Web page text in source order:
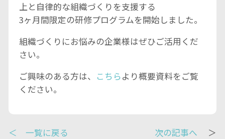
上と自律的な組織づくりを支援する
3ヶ月間限定の研修プログラムを開始しました。
組織づくりにお悩みの企業様はぜひご活用くだ
さい。
ご興味のある方は、
こちらより概要資料をご覧
ください。
＜ 一覧に戻る 次の記事へ ＞